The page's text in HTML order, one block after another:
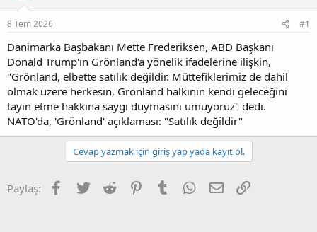
u
b
a
l
a
t
a
n
g
ı
ç
t
a
r
i
h
i
8 Tem 2026 #1
Danimarka Başbakanı Mette Frederiksen, ABD Başkanı
Donald Trump'ın Grönland'a yönelik ifadelerine ilişkin,
"Grönland, elbette satılık değildir. Müttefiklerimiz de dahil
olmak üzere herkesin, Grönland halkının kendi geleceğini
tayin etme hakkına saygı duymasını umuyoruz" dedi.
NATO'da, 'Grönland' açıklaması: "Satılık değildir"
Cevap yazmak için giriş yap yada kayıt ol.
Paylaş: Facebook
Twitter Reddit PinterestTumblr WhatsApp
E-posta